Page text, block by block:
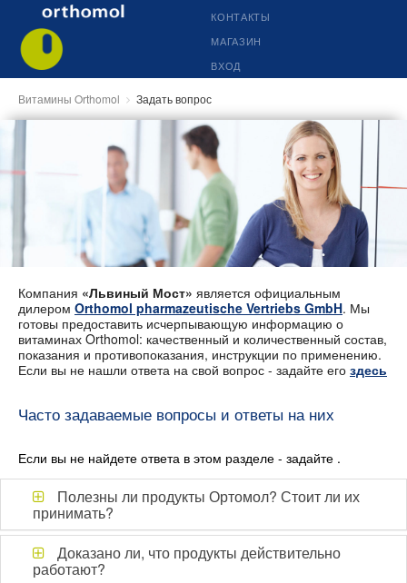
КОНТАКТЫ
МАГАЗИН
ВХОД
Витамины Orthomol Задать вопрос
Компания «Львиный Мост» является официальным
дилером Orthomol pharmazeutische Vertriebs GmbH. Мы
готовы предоставить исчерпывающую информацию о
витаминах Orthomol: качественный и количественный состав,
показания и противопоказания, инструкции по применению.
Если вы не нашли ответа на свой вопрос - задайте его здесь
Часто задаваемые вопросы и ответы на них
Если вы не найдете ответа в этом разделе - задайте .
Полезны ли продукты Ортомол? Стоит ли их
принимать?
Доказано ли, что продукты действительно
работают?